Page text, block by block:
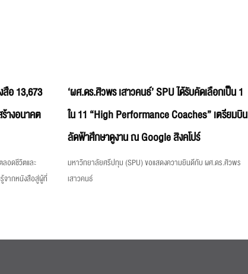
อ 13,673
างอนาคต
อดชีวิตและ
จากหนังสือสู่ผู้ที่
‘ผศ.ดร.ศิวพร เสาวคนธ์’ SPU ได้รับคัดเลือกเป็น 1
ใน 11 “High Performance Coaches” เตรียมบิน
ลัดฟ้าศึกษาดูงาน ณ Google สิงคโปร์
มหาวิทยาลัยศรีปทุม (SPU) ขอแสดงความยินดีกับ ผศ.ดร.ศิวพร
เสาวคนธ์